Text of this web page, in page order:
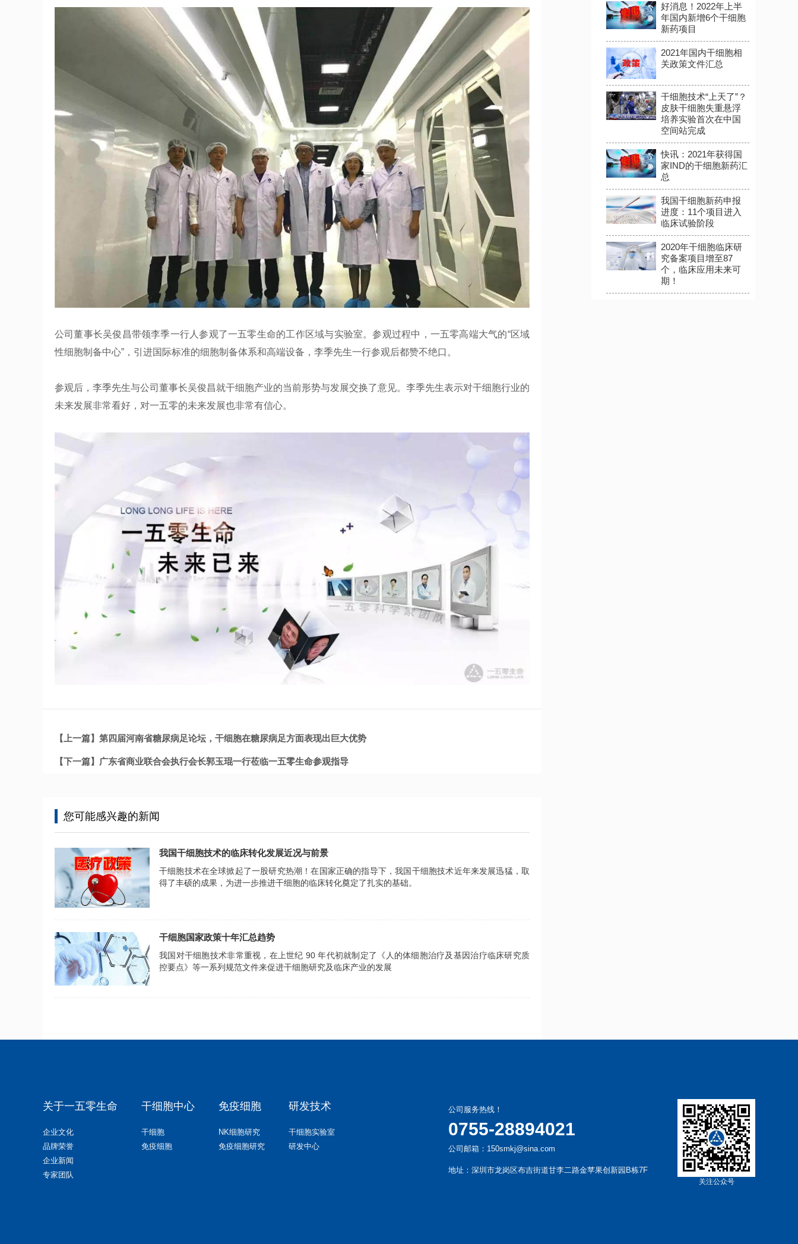
公司董事长吴俊昌带领李季一行人参观了一五零生命的工作区域与实验室。参观过程中，一五零高端大气的“区域
性细胞制备中心”，引进国际标准的细胞制备体系和高端设备，李季先生一行参观后都赞不绝口。
参观后，李季先生与公司董事长吴俊昌就干细胞产业的当前形势与发展交换了意见。李季先生表示对干细胞行业的
未来发展非常看好，对一五零的未来发展也非常有信心。
【上一篇】第四届河南省糖尿病足论坛，干细胞在糖尿病足方面表现出巨大优势
【下一篇】广东省商业联合会执行会长郭玉琨一行莅临一五零生命参观指导
您可能感兴趣的新闻
我国干细胞技术的临床转化发展近况与前景
干细胞技术在全球掀起了一股研究热潮！在国家正确的指导下，我国干细胞技术近年来发展迅猛，取
得了丰硕的成果，为进一步推进干细胞的临床转化奠定了扎实的基础。
干细胞国家政策十年汇总趋势
我国对干细胞技术非常重视，在上世纪 90 年代初就制定了《人的体细胞治疗及基因治疗临床研究质
控要点》等一系列规范文件来促进干细胞研究及临床产业的发展
好消息！2022年上半
年国内新增6个干细胞
新药项目
2021年国内干细胞相
关政策文件汇总
干细胞技术“上天了”？
皮肤干细胞失重悬浮
培养实验首次在中国
空间站完成
快讯：2021年获得国
家IND的干细胞新药汇
总
我国干细胞新药申报
进度：11个项目进入
临床试验阶段
2020年干细胞临床研
究备案项目增至87
个，临床应用未来可
期！
关于一五零生命
企业文化
品牌荣誉
企业新闻
专家团队
干细胞中心
干细胞
免疫细胞
免疫细胞
NK细胞研究
免疫细胞研究
研发技术
干细胞实验室
研发中心
公司服务热线！
0755-28894021
公司邮箱：150smkj@sina.com
地址：深圳市龙岗区布吉街道甘李二路金苹果创新园B栋7F
关注公众号